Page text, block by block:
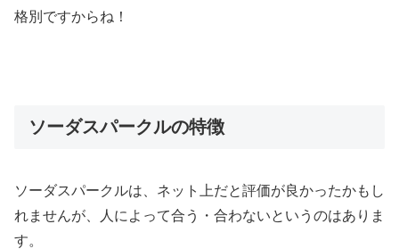
格別ですからね！
ソーダスパークルの特徴
ソーダスパークルは、ネット上だと評価が良かったかもし
れませんが、人によって合う・合わないというのはありま
す。